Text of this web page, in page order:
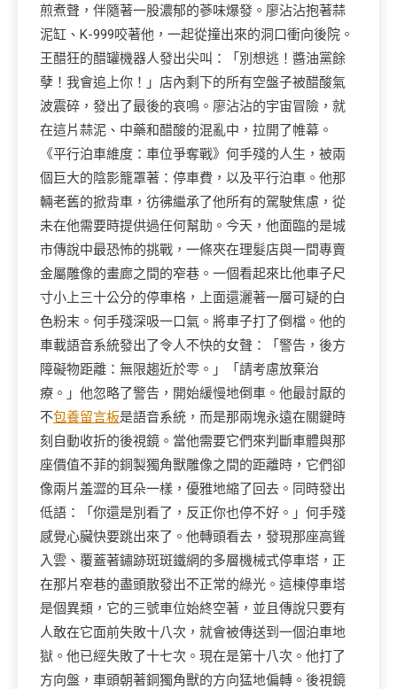
煎煮聲，伴隨著一股濃郁的蔘味爆發。廖沾沾抱著蒜
泥缸、K-999咬著他，一起從撞出來的洞口衝向後院。
王醋狂的醋罐機器人發出尖叫：「別想逃！醬油黨餘
孽！我會追上你！」店內剩下的所有空盤子被醋酸氣
波震碎，發出了最後的哀鳴。廖沾沾的宇宙冒險，就
在這片蒜泥、中藥和醋酸的混亂中，拉開了帷幕。
《平行泊車維度：車位爭奪戰》何手殘的人生，被兩
個巨大的陰影籠罩著：停車費，以及平行泊車。他那
輛老舊的掀背車，彷彿繼承了他所有的駕駛焦慮，從
未在他需要時提供過任何幫助。今天，他面臨的是城
市傳說中最恐怖的挑戰，一條夾在理髮店與一間專賣
金屬雕像的畫廊之間的窄巷。一個看起來比他車子尺
寸小上三十公分的停車格，上面還灑著一層可疑的白
色粉末。何手殘深吸一口氣。將車子打了倒檔。他的
車載語音系統發出了令人不快的女聲：「警告，後方
障礙物距離：無限趨近於零。」「請考慮放棄治
療。」他忽略了警告，開始緩慢地倒車。他最討厭的
不包養留言板是語音系統，而是那兩塊永遠在關鍵時
刻自動收折的後視鏡。當他需要它們來判斷車體與那
座價值不菲的銅製獨角獸雕像之間的距離時，它們卻
像兩片羞澀的耳朵一樣，優雅地縮了回去。同時發出
低語：「你還是別看了，反正你也停不好。」何手殘
感覺心臟快要跳出來了。他轉頭看去，發現那座高聳
入雲、覆蓋著鏽跡斑斑鐵網的多層機械式停車塔，正
在那片窄巷的盡頭散發出不正常的綠光。這棟停車塔
是個異類，它的三號車位始終空著，並且傳說只要有
人敢在它面前失敗十八次，就會被傳送到一個泊車地
獄。他已經失敗了十七次。現在是第十八次。他打了
方向盤，車頭朝著銅獨角獸的方向猛地偏轉。後視鏡